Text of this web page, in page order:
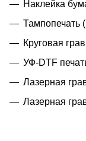
Наклейка
Тампопечать
Круговая
УФ-DTF
Лазерная
Лазерная